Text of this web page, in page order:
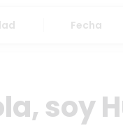
Fecha
soy